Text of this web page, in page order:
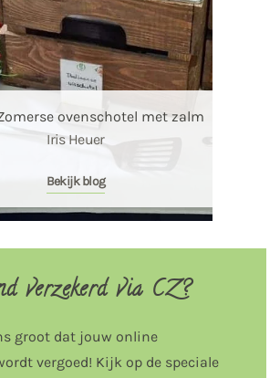
ovenschotel met zalm
Iris Heuer
Bekijk blog
verzekerd via CZ?
groot dat jouw online
vergoed! Kijk op de speciale